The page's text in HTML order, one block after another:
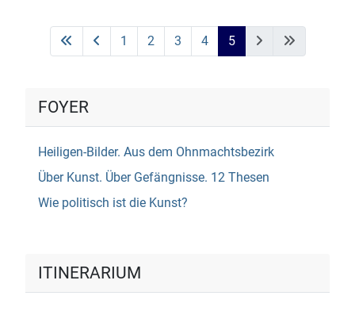
1 2 3 4 5
FOYER
Heiligen-Bilder. Aus dem Ohnmachtsbezirk
Über Kunst. Über Gefängnisse. 12 Thesen
Wie politisch ist die Kunst?
ITINERARIUM